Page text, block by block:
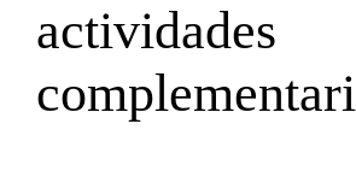
actividades